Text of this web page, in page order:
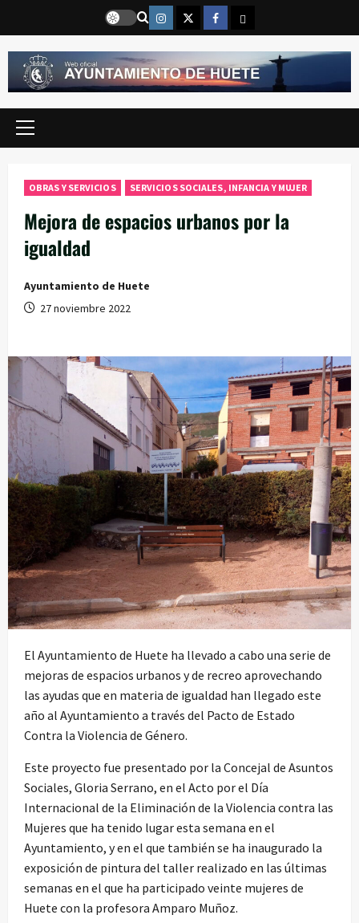
contenido
Instragram
TwitterFacebook
Email
Menú
OBRAS Y SERVICIOS SERVICIOS SOCIALES, INFANCIA Y MUJER
Mejora de espacios urbanos por la
igualdad
Ayuntamiento de Huete
27 noviembre 2022
El Ayuntamiento de Huete ha llevado a cabo una serie de
mejoras de espacios urbanos y de recreo aprovechando
las ayudas que en materia de igualdad han llegado este
año al Ayuntamiento a través del Pacto de Estado
Contra la Violencia de Género.
Este proyecto fue presentado por la Concejal de Asuntos
Sociales, Gloria Serrano, en el Acto por el Día
Internacional de la Eliminación de la Violencia contra las
Mujeres que ha tenido lugar esta semana en el
Ayuntamiento, y en el que también se ha inaugurado la
exposición de pintura del taller realizado en las últimas
semanas en el que ha participado veinte mujeres de
Huete con la profesora Amparo Muñoz.